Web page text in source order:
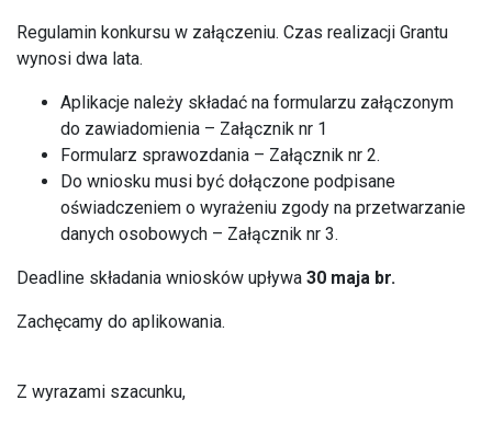
Regulamin konkursu w załączeniu. Czas realizacji Grantu
wynosi dwa lata.
Aplikacje należy składać na formularzu załączonym
do zawiadomienia – Załącznik nr 1
Formularz sprawozdania – Załącznik nr 2.
Do wniosku musi być dołączone podpisane
oświadczeniem o wyrażeniu zgody na przetwarzanie
danych osobowych – Załącznik nr 3.
Deadline składania wniosków upływa 30 maja br.
Zachęcamy do aplikowania.
Z wyrazami szacunku,